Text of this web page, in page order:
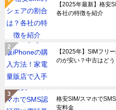
【2025年最新】格安
各社の特徴を紹介
【2025年】SIMフリ
のが安い？中古はどう
格安SIM/スマホで
安料金